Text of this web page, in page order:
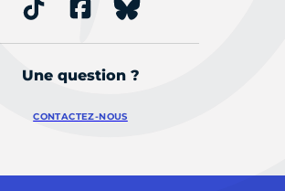
Une question ?
CONTACTEZ-NOUS